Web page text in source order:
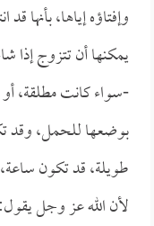
وإفتاؤه إياها، بأنها
يمكنها أن تتزوج إذا
-سواء كانت مطلقة،
بوضعها للحمل، وقد
طويلة، قد تكون
لأن الله عز وجل يقول: